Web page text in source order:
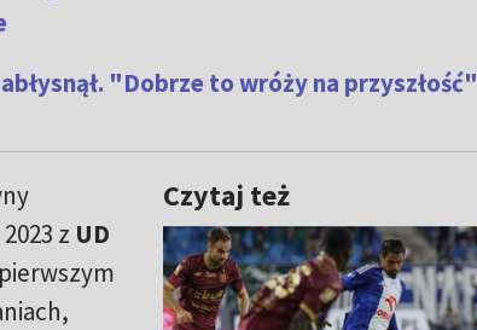
"Dobrze to wróży na przyszłość"
Czytaj też
z UD